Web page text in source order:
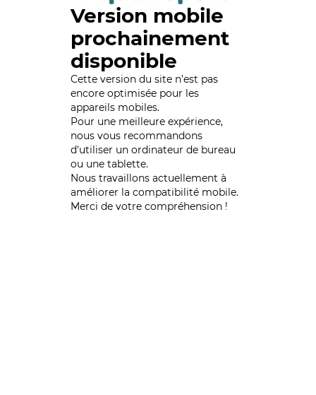
Version mobile
prochainement
disponible
Cette version du site n’est pas
encore optimisée pour les
appareils mobiles.
Pour une meilleure expérience,
nous vous recommandons
d'utiliser un ordinateur de bureau
ou une tablette.
Nous travaillons actuellement à
améliorer la compatibilité mobile.
Merci de votre compréhension !